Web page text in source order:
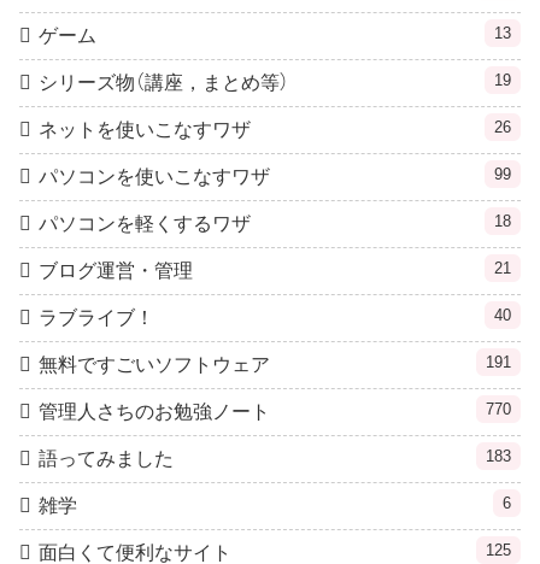
ゲーム 13
シリーズ物（講座，まとめ等） 19
ネットを使いこなすワザ 26
パソコンを使いこなすワザ 99
パソコンを軽くするワザ 18
ブログ運営・管理 21
ラブライブ！ 40
無料ですごいソフトウェア 191
管理人さちのお勉強ノート 770
語ってみました 183
雑学 6
面白くて便利なサイト 125